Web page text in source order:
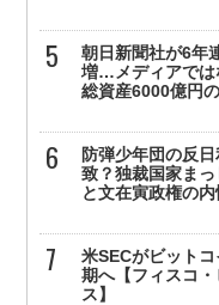
朝日新聞社が6年
増…メディアでは
総資産6000億円
防弾少年団の反
致？独裁国家ま
と文在寅政権の内
米SECがビット
期へ【フィスコ
ス】